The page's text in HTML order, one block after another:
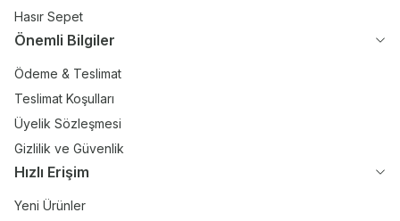
Hasır Sepet
Önemli Bilgiler
Ödeme & Teslimat
Teslimat Koşulları
Üyelik Sözleşmesi
Gizlilik ve Güvenlik
Hızlı Erişim
Yeni Ürünler